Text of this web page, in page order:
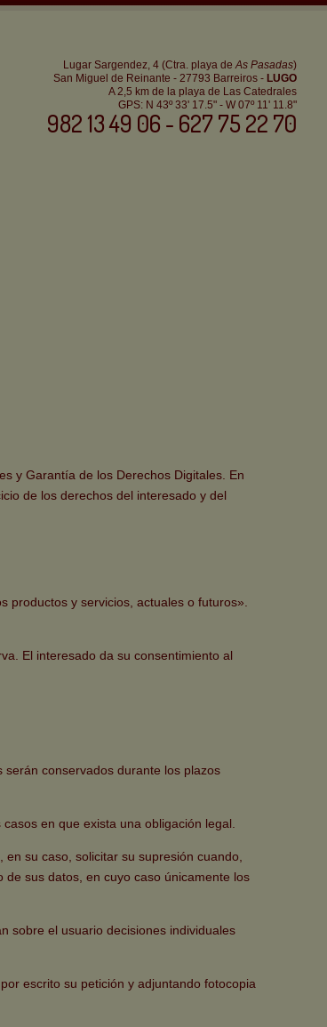
Lugar Sargendez, 4 (Ctra. playa deAs Pasadas)
San Miguel de Reinante - 27793 Barreiros -LUGO
A 2,5 km de la playa de Las Catedrales
GPS: N 43º 33' 17.5" - W 07º 11' 11.8"
982 13 49 06 - 627 75 22 70
y Garantía de los Derechos Digitales. En
de los derechos del interesado y del
y servicios, actuales o futuros».
El interesado da su consentimiento al
conservados durante los plazos
en que exista una obligación legal.
su caso, solicitar su supresión cuando,
sus datos, en cuyo caso únicamente los
sobre el usuario decisiones individuales
escrito su petición y adjuntando fotocopia